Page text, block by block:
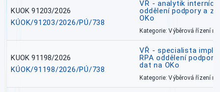
KUOK 91203/2026
KÚOK/91203/2026/PÚ/738
VŘ - analytik
oddělení podpory a
OKo
Kategorie: Výběrová řízení
KUOK 91198/2026
KÚOK/91198/2026/PÚ/738
VŘ - specialista
RPA oddělení
dat na OKo
Kategorie: Výběrová řízení